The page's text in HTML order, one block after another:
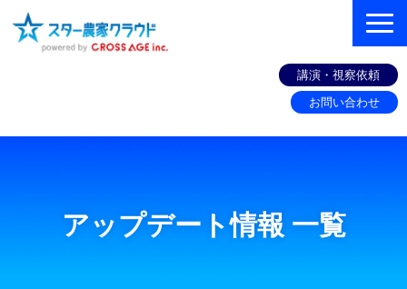
講演・視察依頼
お問い合わせ
お客様の声
アップデート情報 一覧